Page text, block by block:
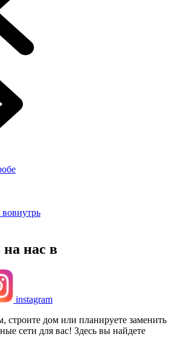
нас в
instagram
строите дом или планируете заменить
сети для вас! Здесь вы найдете